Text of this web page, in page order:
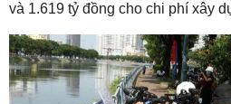
và 1.619 tỷ đồng cho chi phí xây